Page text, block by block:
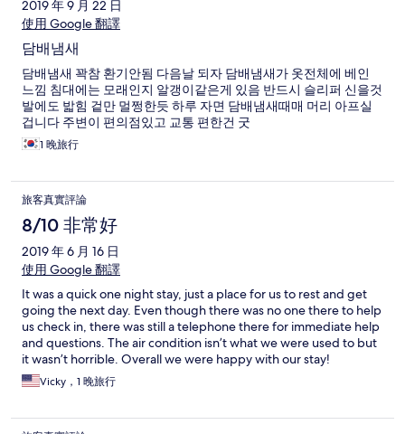
2019 年 9 月 22 日
使用 Google 翻譯
담배냄새
담배냄새 꽉참 환기안됨 다음날 되자 담배냄새가 옷전체에 베인
느낌 침대에는 모래인지 알갱이같은게 있음 반드시 슬리퍼 신을것
발에도 밟힘 겉만 멀쩡한듯 하루 자면 담배냄새때매 머리 아프실
겁니다 주변이 편의점있고 교통 편한건 굿
1 晚旅行
旅客真實評論
8/10 非常好
2019 年 6 月 16 日
使用 Google 翻譯
It was a quick one night stay, just a place for us to rest and get
going the next day. Even though there was no one there to help
us check in, there was still a telephone there for immediate help
and questions. The air condition isn’t what we were used to but
it wasn’t horrible. Overall we were happy with our stay!
Vicky，1 晚旅行